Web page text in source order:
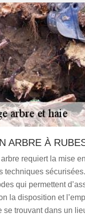
ARBRE À
arbre requiert la mise
techniques
qui permettent
la disposition et
se trouvant dans un